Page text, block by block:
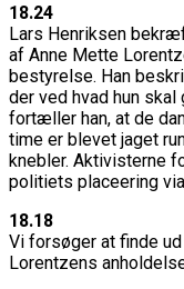
18.24
Lars Henriksen
af Anne Mette
bestyrelse. Han
der ved hvad hun
fortæller han, at de
time er blevet jaget
knebler. Aktivisterne
politiets placeering
18.18
Vi forsøger at finde
Lorentzens